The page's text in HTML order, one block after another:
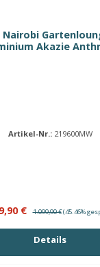
Akazie
Artikel-Nr.: 219600MW
€ Regulärer Preis:
1.099,90 €(45.46%
Details